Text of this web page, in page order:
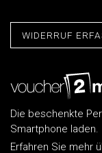
WIDERRUF
Die beschenkte
Smartphone laden.
Erfahren Sie mehr